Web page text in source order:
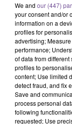
À Limoges, une
(H/F). Vos
lieux d'entrée et
le jeune ainsi
Réaliser les
réfection des
We and our (447)
your consent and/or
information on a
profiles for
advertising;
performance;
of data from
profiles to
content; Use limited
detect fraud, and fix
Save and
process personal
following
requested; Use